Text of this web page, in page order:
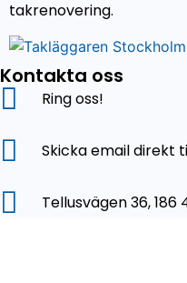
takrenovering.
Kontakta oss
Ring oss!
Skicka email direkt
Tellusvägen 36, 186